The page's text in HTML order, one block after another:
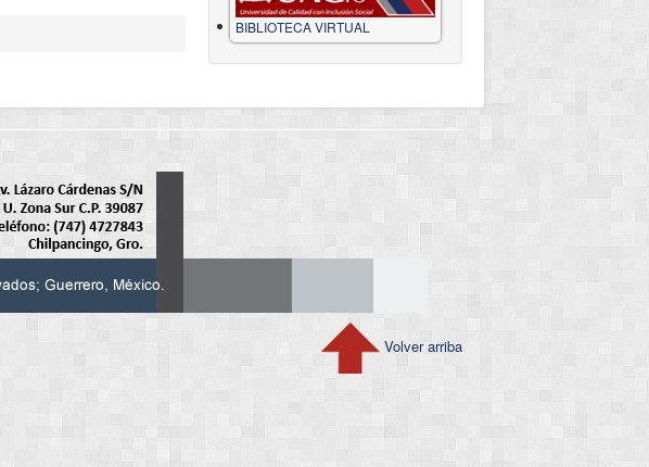
BIBLIOTECA VIRTUAL
Volver arriba